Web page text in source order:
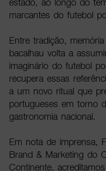
estado, ao longo do
marcantes do futebol
Entre tradição,
bacalhau volta a
imaginário do futebol
recupera essas
a um novo ritual que
portugueses em torno
gastronomia nacional.
Em nota de imprensa,
Brand & Marketing do
Continente,